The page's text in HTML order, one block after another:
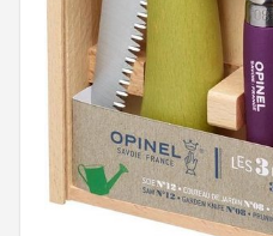
POPULAIRE MERKEN
To the South
GARDENA
Talen Tools